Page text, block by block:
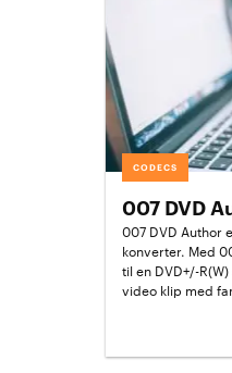
CODECS
007 DVD
007 DVD Author
konverter. Med
til en DVD+/-
video klip med